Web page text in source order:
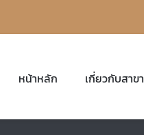
หน้าหลัก เกี่ยวกับสาขา